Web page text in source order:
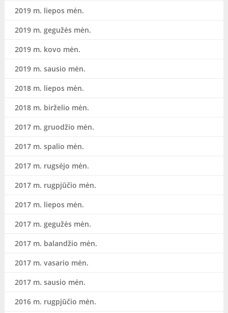
2019 m. liepos mėn.
2019 m. gegužės mėn.
2019 m. kovo mėn.
2019 m. sausio mėn.
2018 m. liepos mėn.
2018 m. birželio mėn.
2017 m. gruodžio mėn.
2017 m. spalio mėn.
2017 m. rugsėjo mėn.
2017 m. rugpjūčio mėn.
2017 m. liepos mėn.
2017 m. gegužės mėn.
2017 m. balandžio mėn.
2017 m. vasario mėn.
2017 m. sausio mėn.
2016 m. rugpjūčio mėn.